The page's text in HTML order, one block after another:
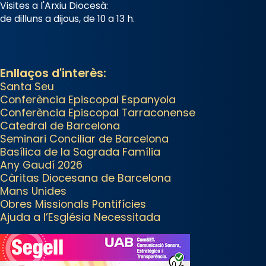
apostòlica del Sant Pare Lleó XIV
L’arquebisbe de Barcelona, el
cardenal Joan Josep Omella, ha
presidit la missa i l’ha
concelebrat el bisbe auxiliar de
Barcelona, Mons. David Abadías.
📸 Dr. G. Simón
Photo
View on Facebook
2 weeks ago
Memòria de les santes Juliana i
Visites a l'Arxiu Diocesà:
de dilluns a dijous, de 10 a 13 h.
Enllaços d'interès:
Santa Seu
Conferència Episcopal Espanyola
Conferència Episcopal Tarraconense
Catedral de Barcelona
Seminari Conciliar de Barcelona
Basílica de la Sagrada Família
Any Gaudí 2026
Càritas Diocesana de Barcelona
Mans Unides
Obres Missionals Pontifícies
Ajuda a l’Església Necessitada